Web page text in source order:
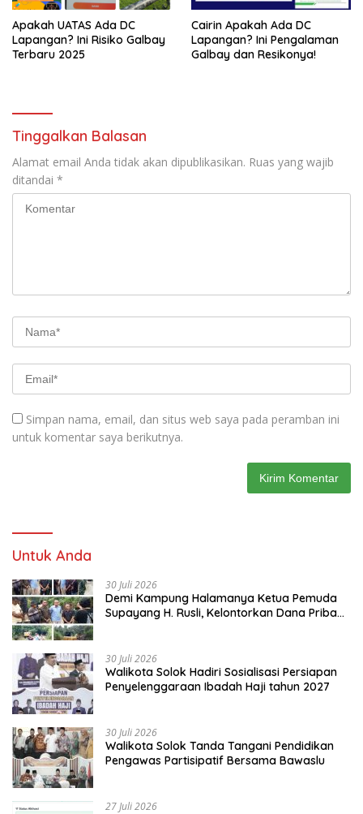
Apakah UATAS Ada DC
Lapangan? Ini Risiko Galbay
Terbaru 2025
Cairin Apakah Ada DC
Lapangan? Ini Pengalaman
Galbay dan Resikonya!
Tinggalkan Balasan
Alamat email Anda tidak akan dipublikasikan. Ruas yang wajib
ditandai *
Simpan nama, email, dan situs web saya pada peramban ini
untuk komentar saya berikutnya.
Untuk Anda
30 Juli 2026
Demi Kampung Halamanya Ketua Pemuda
Supayang H. Rusli, Kelontorkan Dana Pribadi
30 Juli 2026
Walikota Solok Hadiri Sosialisasi Persiapan
Penyelenggaraan Ibadah Haji tahun 2027
30 Juli 2026
Walikota Solok Tanda Tangani Pendidikan
Pengawas Partisipatif Bersama Bawaslu
27 Juli 2026